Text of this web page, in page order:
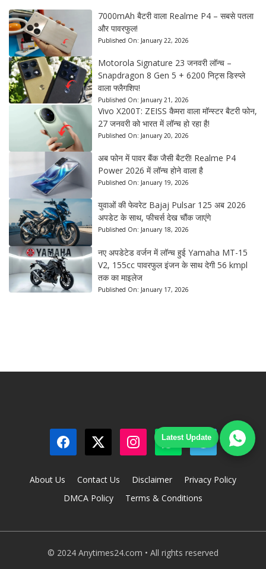
Latest Update
7000mAh बैटरी वाला Realme P4 – सबसे पतला
और पावरफुल!
Published On: January 22, 2026
Motorola Signature 23 जनवरी लॉन्च –
Snapdragon 8 Gen 5 + 6200 निट्स डिस्प्ले
वाला फ्लैगशिप!
Published On: January 21, 2026
Vivo X200T: ZEISS कैमरा वाला मॉन्स्टर बैटरी फोन,
27 जनवरी को भारत में लॉन्च हो रहा है!
Published On: January 20, 2026
अब फोन में पावर बैंक जैसी बैटरी! Realme P4
Power 2026 में लॉन्च होने वाला है
Published On: January 19, 2026
युवाओं की फेवरेट Bajaj Pulsar 125 अब 2026
अपडेट के साथ, फीचर्स देख चौंक जाएंगे
Published On: January 18, 2026
नए अपडेटेड वर्जन में लॉन्च हुई Yamaha MT-15
V2, 155cc पावरफुल इंजन के साथ देगी 56 kmpl
तक का माइलेज
Published On: January 17, 2026
About Us Contact Us Disclaimer
Privacy Policy
DMCA Policy
Terms & Conditions
© 2024 Anytimes24.com • All rights reserved